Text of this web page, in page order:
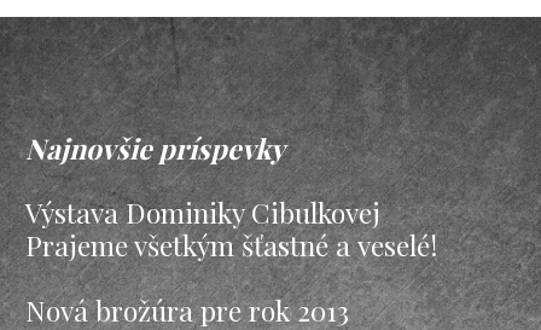
Najnovšie príspevky
Výstava Dominiky Cibulkovej
Prajeme všetkým šťastné a veselé!
Nová brožúra pre rok 2013